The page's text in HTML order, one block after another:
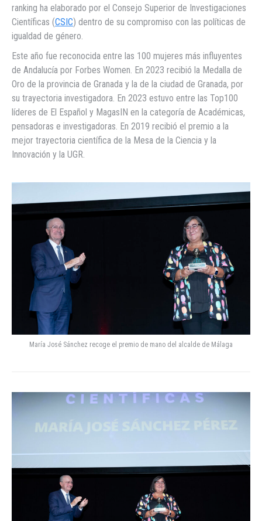
ranking ha elaborado por el Consejo Superior de Investigaciones
Científicas (CSIC) dentro de su compromiso con las políticas de
igualdad de género.
Este año fue reconocida entre las 100 mujeres más influyentes
de Andalucía por Forbes Women. En 2023 recibió la Medalla de
Oro de la provincia de Granada y la de la ciudad de Granada, por
su trayectoria investigadora. En 2023 estuvo entre las Top100
líderes de El Español y MagasIN en la categoría de Académicas,
pensadoras e investigadoras. En 2019 recibió el premio a la
mejor trayectoria científica de la Mesa de la Ciencia y la
Innovación y la UGR.
María José Sánchez recoge el premio de mano del alcalde de Málaga